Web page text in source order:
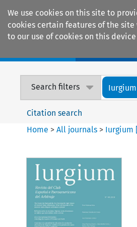
We use cookies on this site to
cookies certain features of the
to our use of cookies on this
Search filters
Citation search
Home >All journals > Iurgium